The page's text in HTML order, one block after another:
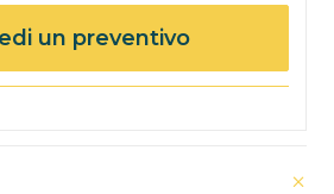
un preventivo